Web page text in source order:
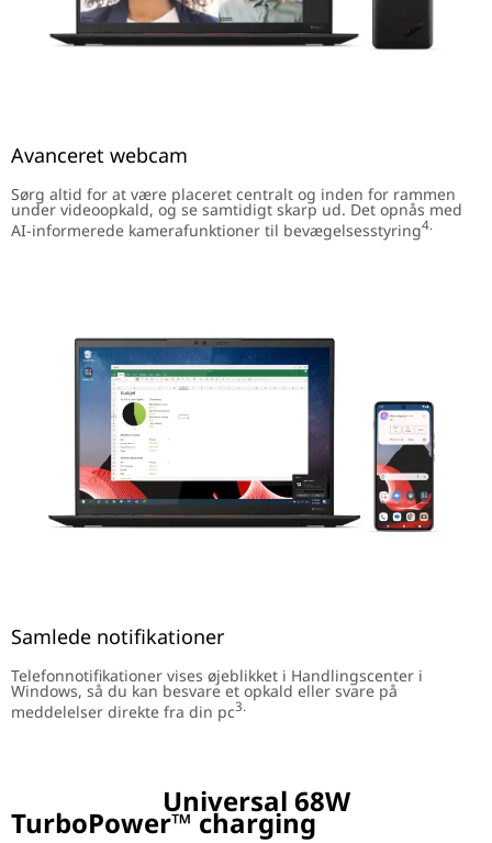
Avanceret webcam
Sørg altid for at være placeret centralt og inden for rammen
under videoopkald, og se samtidigt skarp ud. Det opnås med
AI-informerede kamerafunktioner til bevægelsesstyring4.
Samlede notifikationer
Telefonnotifikationer vises øjeblikket i Handlingscenter i
Windows, så du kan besvare et opkald eller svare på
meddelelser direkte fra din pc3.
Universal 68W
TurboPower™ charging